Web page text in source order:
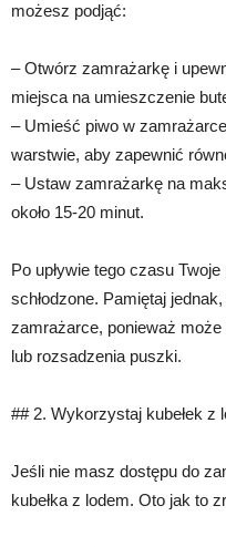
możesz podjąć:
– Otwórz zamrażarkę i
miejsca na umieszczenie
– Umieść piwo w
warstwie, aby zapewnić
– Ustaw zamrażarkę na
około 15-20 minut.
Po upływie tego czasu
schłodzone. Pamiętaj
zamrażarce, ponieważ
lub rozsadzenia puszki.
## 2. Wykorzystaj kubełek z
Jeśli nie masz dostępu do
kubełka z lodem. Oto jak to